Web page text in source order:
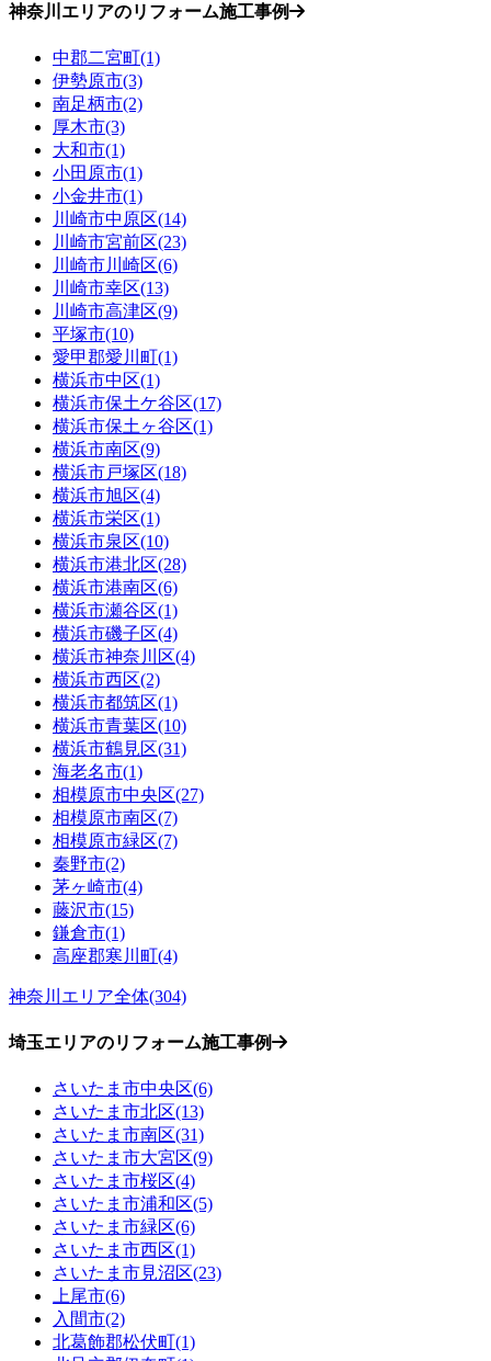
神奈川エリアのリフォーム施工事例
中郡二宮町(1)
伊勢原市(3)
南足柄市(2)
厚木市(3)
大和市(1)
小田原市(1)
小金井市(1)
川崎市中原区(14)
川崎市宮前区(23)
川崎市川崎区(6)
川崎市幸区(13)
川崎市高津区(9)
平塚市(10)
愛甲郡愛川町(1)
横浜市中区(1)
横浜市保土ケ谷区(17)
横浜市保土ヶ谷区(1)
横浜市南区(9)
横浜市戸塚区(18)
横浜市旭区(4)
横浜市栄区(1)
横浜市泉区(10)
横浜市港北区(28)
横浜市港南区(6)
横浜市瀬谷区(1)
横浜市磯子区(4)
横浜市神奈川区(4)
横浜市西区(2)
横浜市都筑区(1)
横浜市青葉区(10)
横浜市鶴見区(31)
海老名市(1)
相模原市中央区(27)
相模原市南区(7)
相模原市緑区(7)
秦野市(2)
茅ヶ崎市(4)
藤沢市(15)
鎌倉市(1)
高座郡寒川町(4)
神奈川エリア全体(304)
埼玉エリアのリフォーム施工事例
さいたま市中央区(6)
さいたま市北区(13)
さいたま市南区(31)
さいたま市大宮区(9)
さいたま市桜区(4)
さいたま市浦和区(5)
さいたま市緑区(6)
さいたま市西区(1)
さいたま市見沼区(23)
上尾市(6)
入間市(2)
北葛飾郡松伏町(1)